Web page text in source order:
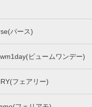
パース)
ビュームワンデー)
フェアリー)